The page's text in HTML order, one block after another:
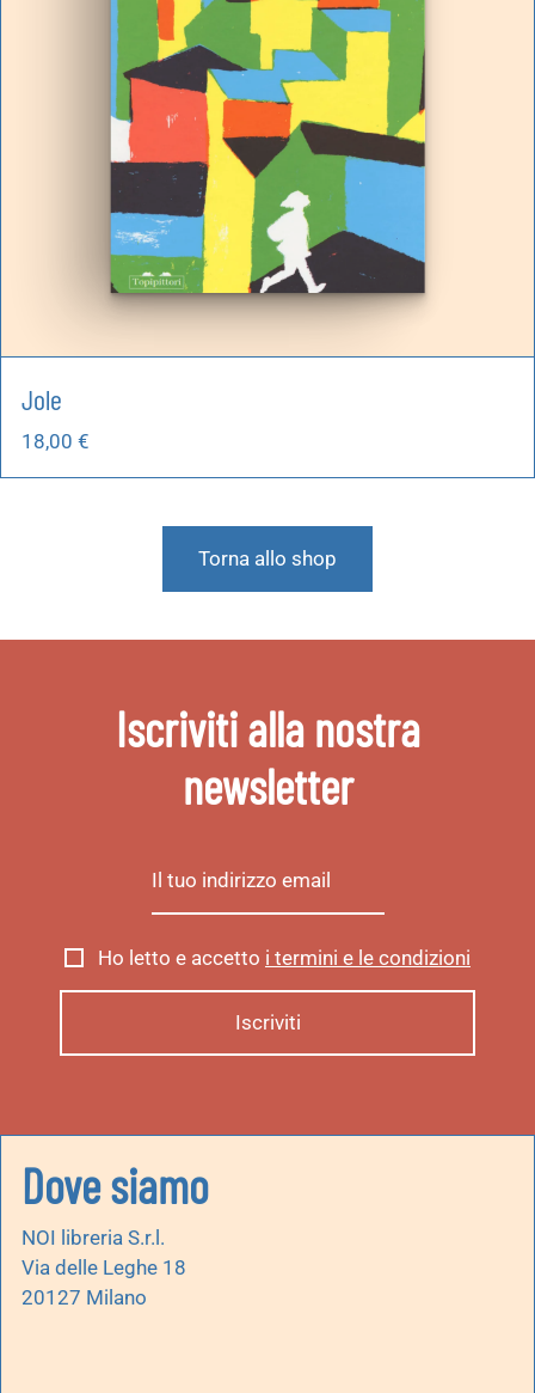
Jole
18,00 €
Torna allo shop
Iscriviti alla nostra
newsletter
Ho letto e accetto i termini e le condizioni
Dove siamo
NOI libreria S.r.l.
Via delle Leghe 18
20127 Milano